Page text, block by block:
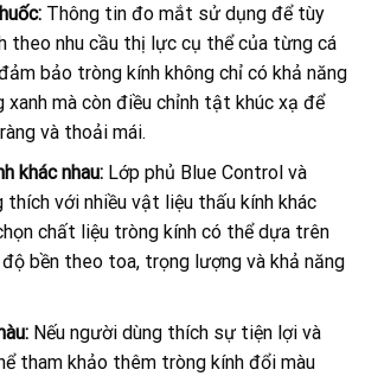
Thông tin đo mắt sử dụng để tùy
theo nhu cầu thị lực cụ thể của từng cá
bảo tròng kính không chỉ có khả năng
xanh mà còn điều chỉnh tật khúc xạ để
và thoải mái.
khác nhau:Lớp phủ Blue Control và
thích với nhiều vật liệu thấu kính khác
chất liệu tròng kính có thể dựa trên
bền theo toa, trọng lượng và khả năng
Nếu người dùng thích sự tiện lợi và
tham khảo thêm tròng kính đổi màu